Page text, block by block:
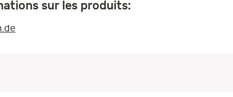
sur les produits: